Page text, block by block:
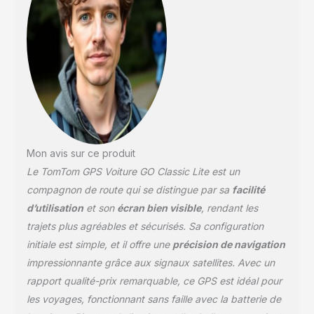
pour éviter les
mauvaises surprises.
Naviguez facilement en
tenant compte des
routes fermées et autres
désagréments. Écran
clair et réactif, profitez
d'un écran tactile
supérieure à celle des
générations
précédentes. Ne
manquez jamais un
virage ou une alerte
grâce à un écran clair et
lumineux. Alertes des
zones de danger inclus
le premier mois,
respectez les limitations
Mon avis sur ce produit
Le TomTom GPS Voiture GO Classic Lite est un
compagnon de route qui se distingue par sa facilité
d’utilisationet son écran bien visible, rendant les
trajets plus agréables et sécurisés. Sa configuration
initiale est simple, et il offre une précision de navigation
impressionnante grâce aux signaux satellites. Avec un
rapport qualité-prix remarquable, ce GPS est idéal pour
les voyages, fonctionnant sans faille avec la batterie de